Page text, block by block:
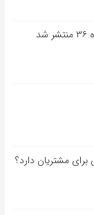
مشتریان دارد؟